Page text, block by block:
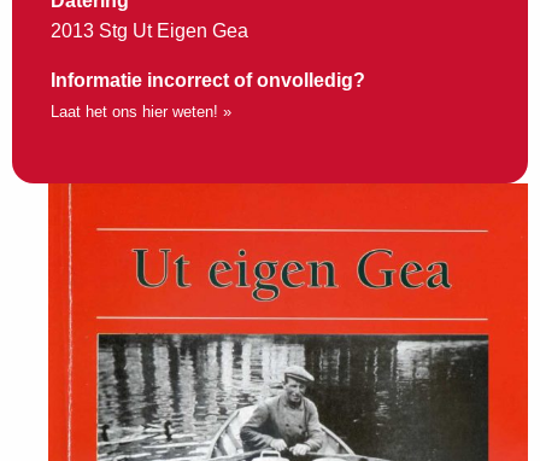
2013 Stg Ut Eigen Gea
Informatie incorrect of onvolledig?
Laat het ons hier weten! »